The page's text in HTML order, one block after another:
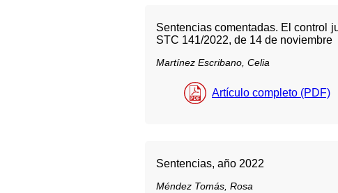
Sentencias comentadas. El control
STC 141/2022, de 14 de noviembre
Martínez Escribano, Celia
Artículo completo (PDF)
Sentencias, año 2022
Méndez Tomás, Rosa